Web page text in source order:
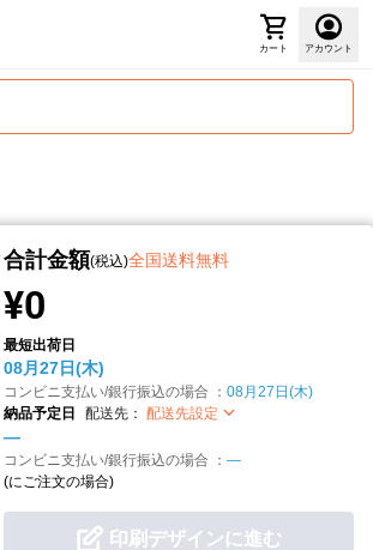
カート アカウント
合計金額(税込)全国送料無料
¥0
最短出荷日
08月27日(木)
コンビニ支払い/銀行振込の場合 ： 08月27日(木)
納品予定日
配送先： 配送先設定
—
コンビニ支払い/銀行振込の場合 ： —
(にご注文の場合)
印刷デザインに進む